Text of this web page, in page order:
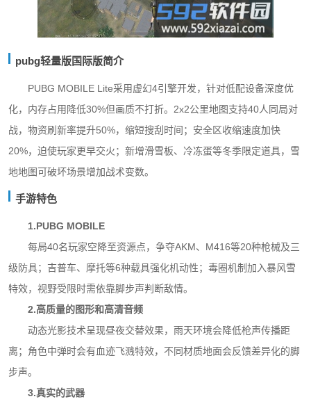
pubg轻量版国际版简介
PUBG MOBILE Lite采用虚幻4引擎开发，针对低配设备深度优
化，内存占用降低30%但画质不打折。2x2公里地图支持40人同局对
战，物资刷新率提升50%，缩短搜刮时间；安全区收缩速度加快
20%，迫使玩家更早交火；新增滑雪板、冷冻蛋等冬季限定道具，雪
地地图可破坏场景增加战术变数。
手游特色
1.PUBG MOBILE
每局40名玩家空降至资源点，争夺AKM、M416等20种枪械及三
级防具；吉普车、摩托等6种载具强化机动性；毒圈机制加入暴风雪
特效，视野受限时需依靠脚步声判断敌情。
2.高质量的图形和高清音频
动态光影技术呈现昼夜交替效果，雨天环境会降低枪声传播距
离；角色中弹时会有血迹飞溅特效，不同材质地面会反馈差异化的脚
步声。
3.真实的武器